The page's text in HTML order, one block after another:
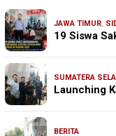
JAWA TIMUR
19 Siswa
SUMATERA
Launching
BERITA